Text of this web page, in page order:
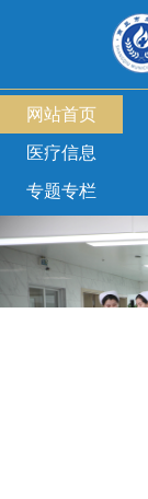
网站首页
医疗信息
专题专栏